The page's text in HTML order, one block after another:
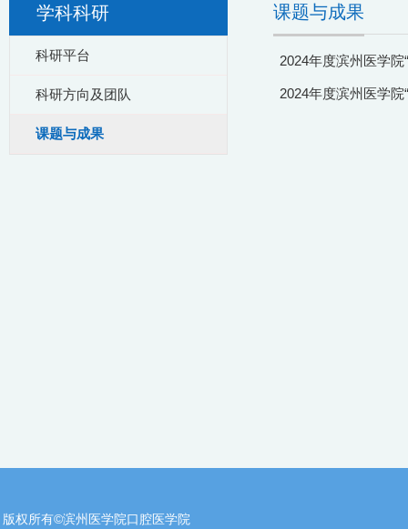
学科科研
科研平台
科研方向及团队
课题与成果
课题与成果
2024年度滨州医学
2024年度滨州医学
版权所有©滨州医学院口腔医学院